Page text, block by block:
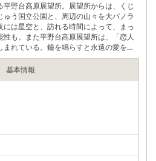
野台高原展望所。展望所からは、くじ
ゅう国立公園と、周辺の山々を大パノラ
は星空と、訪れる時間によって、まっ
も。また平野台高原展望所は、「恋人
れている。鐘を鳴らすと永遠の愛を誓
も人気のスポットだ。
基本情報